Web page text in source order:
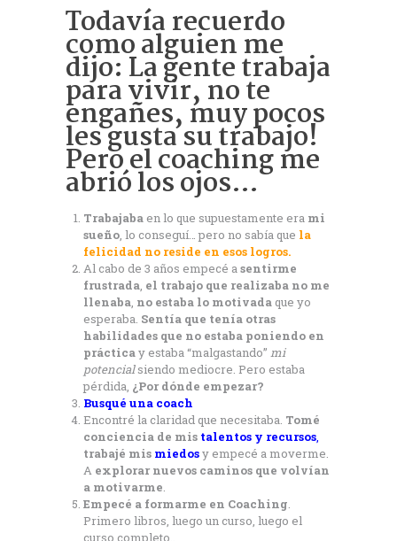
Todavía recuerdo
como alguien me
dijo: La gente trabaja
para vivir, no te
engañes, muy pocos
les gusta su trabajo!
Pero el coaching me
abrió los ojos…
Trabajabaen lo que supuestamente era mi
sueño, lo conseguí… pero no sabía que la
felicidad no reside en esos logros.
Al cabo de 3 años empecé asentirme
frustrada, el trabajo que realizaba no me
llenaba, no estaba lo motivadaque yo
esperaba. Sentía que tenía otras
habilidades que no estaba poniendo en
prácticay estaba “malgastando” mi
potencialsiendo mediocre. Pero estaba
pérdida, ¿Por dónde empezar?
Busqué una coach
Encontré la claridad que necesitaba. Tomé
conciencia de mis talentos y recursos,
trabajé mis miedosy empecé a moverme.
A explorar nuevos caminos que volvían
a motivarme.
Empecé a formarme en Coaching.
Primero libros, luego un curso, luego el
curso completo..